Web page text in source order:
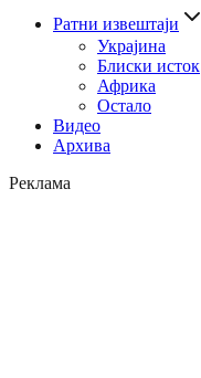
Ратни извештаји
Украјина
Блиски исток
Африка
Остало
Видео
Архива
Реклама